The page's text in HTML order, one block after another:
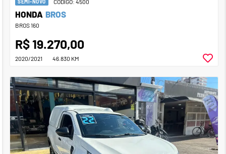
SEMI-NOVO CÓDIGO: 4500
HONDA BROS
BROS 160
R$ 19.270,00
2020/2021 46.830 KM